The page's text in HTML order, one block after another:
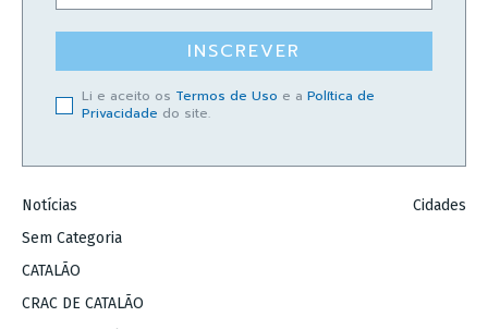
INSCREVER
Li e aceito os Termos de Uso e a Política de
Privacidade do site.
Notícias
Sem Categoria
CATALÃO
CRAC DE CATALÃO
Cidades